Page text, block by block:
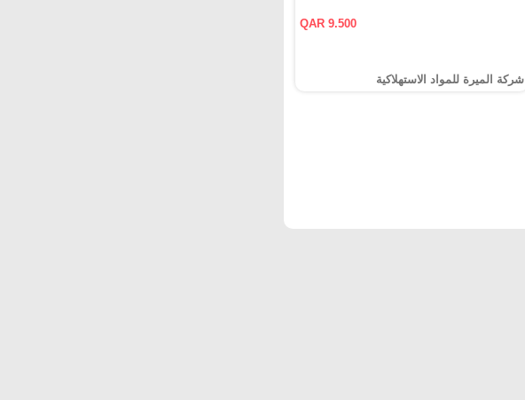
QAR 9.500
شركة الميرة للمواد الاستهلاكية